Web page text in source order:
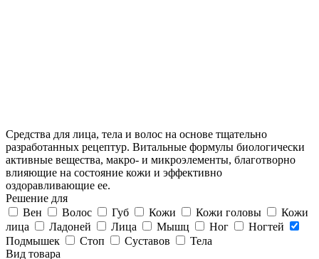
Средства для лица, тела и волос на основе тщательно
разработанных рецептур. Витальные формулы биологически
активные вещества, макро- и микроэлементы, благотворно
влияющие на состояние кожи и эффективно
оздоравливающие ее.
Решение для
Вен
Волос Губ Кожи Кожи головы
Кожи
лица
Ладоней Лица Мышц Ног
Ногтей
Подмышек
Стоп Суставов
Тела
Вид товара